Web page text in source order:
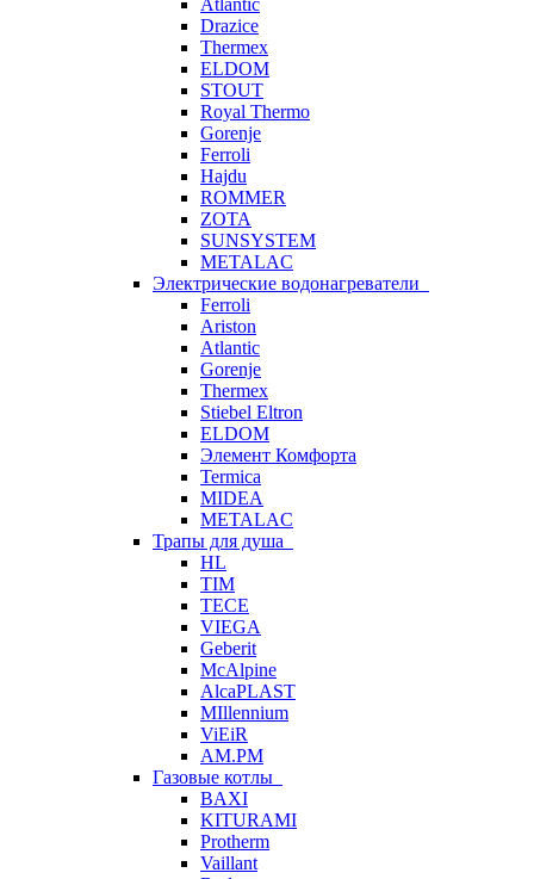
Atlantic
Drazice
Thermex
ELDOM
STOUT
Royal Thermo
Gorenje
Ferroli
Hajdu
ROMMER
ZOTA
SUNSYSTEM
METALAC
Электрические водонагреватели
Ferroli
Ariston
Atlantic
Gorenje
Thermex
Stiebel Eltron
ELDOM
Элемент Комфорта
Termica
MIDEA
METALAC
Трапы для душа
HL
TIM
TECE
VIEGA
Geberit
McAlpine
AlcaPLAST
MIllennium
ViEiR
AM.PM
Газовые котлы
BAXI
KITURAMI
Protherm
Vaillant